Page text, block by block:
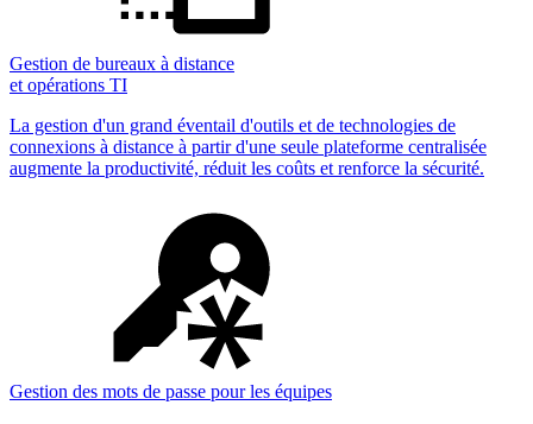
Gestion de bureaux à distance
et opérations TI
La gestion d'un grand éventail d'outils et de technologies de
connexions à distance à partir d'une seule plateforme centralisée
augmente la productivité, réduit les coûts et renforce la sécurité.
Gestion des mots de passe pour les équipes